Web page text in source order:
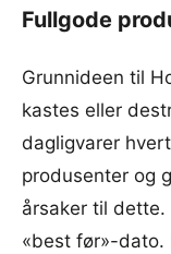
Fullgode
Grunnideen til
kastes eller
dagligvarer
produsenter og
årsaker til
«best før»-